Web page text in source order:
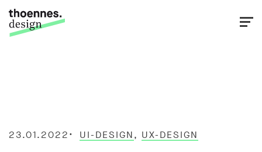
23.01.2022 UI-DESIGN, UX-DESIGN